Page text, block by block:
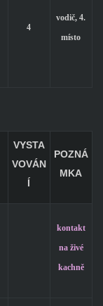
4
vodič, 4.
místo
VYSTA
VOVÁN
Í
POZNÁ
MKA
kontakt
na živé
kachně